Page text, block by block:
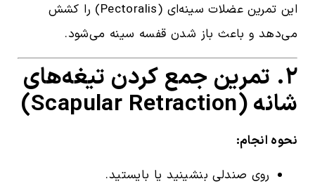
این تمرین عضلات سینه‌ای (Pectoralis) را کشش
می‌دهد و باعث باز شدن قفسه سینه می‌شود.
۲. تمرین جمع کردن تیغه‌های
شانه (Scapular Retraction)
نحوه انجام:
روی صندلی بنشینید یا بایستید.